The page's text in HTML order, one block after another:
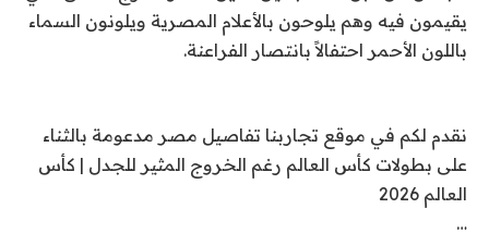
يقيمون فيه وهم يلوحون بالأعلام المصرية ويلونون السماء
باللون الأحمر احتفالاً بانتصار الفراعنة.
نقدم لكم في موقع تجاربنا تفاصيل مصر مدعومة بالثناء
على بطولات كأس العالم رغم الخروج المثير للجدل | كأس
العالم 2026
…